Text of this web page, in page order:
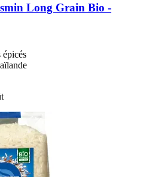
Long Grain Bio -​
épicés